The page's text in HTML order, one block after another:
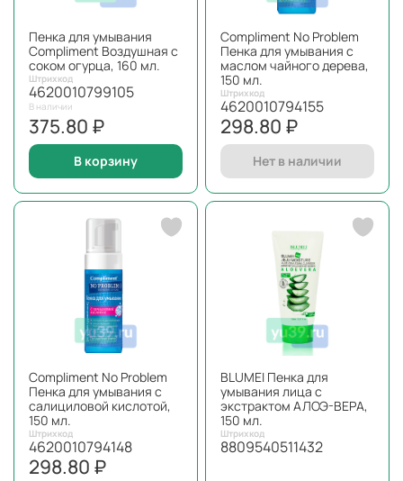
Пенка для умывания
Compliment Воздушная с
соком огурца, 160 мл.
Штрихкод
4620010799105
В наличии
375.80 ₽
В корзину
Compliment No Problem
Пенка для умывания с
маслом чайного дерева,
150 мл.
Штрихкод
4620010794155
298.80 ₽
Нет в наличии
Compliment No Problem
Пенка для умывания с
салициловой кислотой,
150 мл.
Штрихкод
4620010794148
298.80 ₽
BLUMEI Пенка для
умывания лица с
экстрактом АЛОЭ-ВЕРА,
150 мл.
Штрихкод
8809540511432